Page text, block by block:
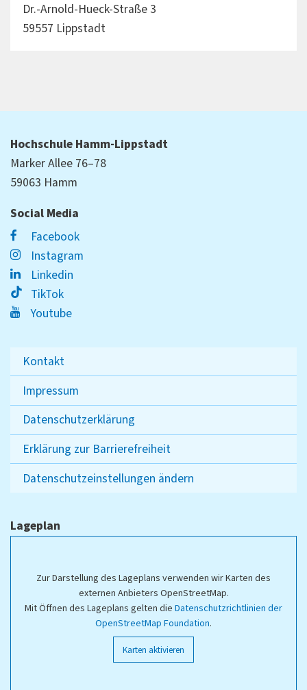
Dr.-Arnold-Hueck-Straße 3
59557 Lippstadt
Hochschule Hamm-Lippstadt
Marker Allee 76–78
59063 Hamm
Social Media
Facebook
Instagram
Linkedin
TikTok
Youtube
Kontakt
Impressum
Datenschutzerklärung
Erklärung zur Barrierefreiheit
Datenschutzeinstellungen ändern
Lageplan
Zur Darstellung des Lageplans verwenden wir Karten des
externen Anbieters OpenStreetMap.
Mit Öffnen des Lageplans gelten die Datenschutzrichtlinien der
OpenStreetMap Foundation.
Karten aktivieren